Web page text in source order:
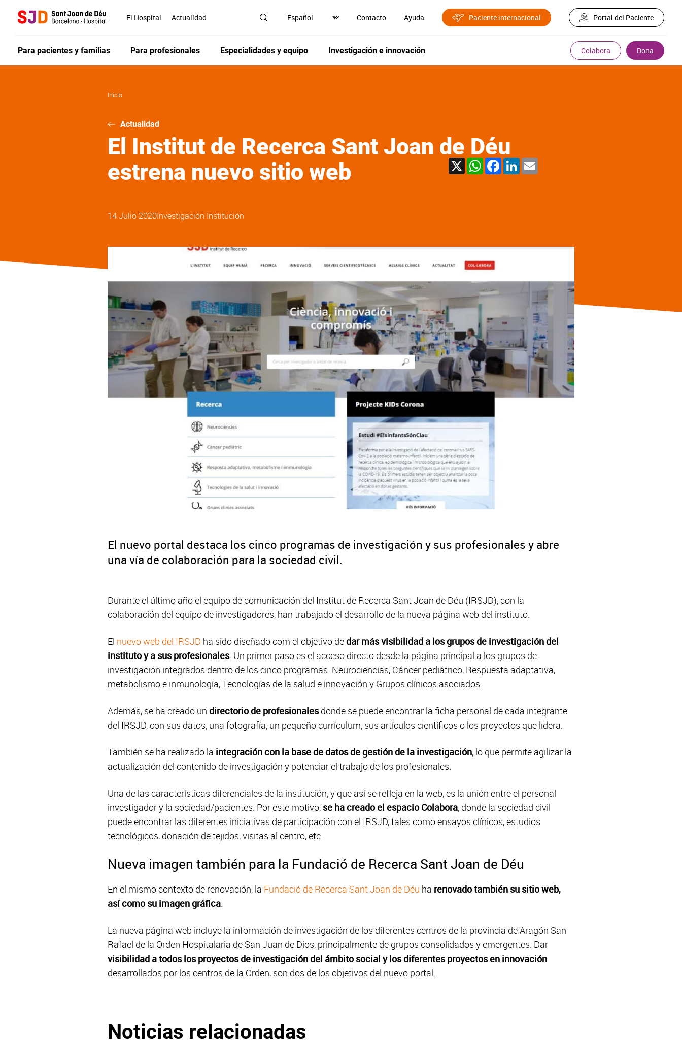
El Hospital Actualidad Contacto Ayuda Paciente internacional Portal del Paciente
Para pacientes y familias Para profesionales Especialidades y equipo Investigación e innovación Colabora Dona
Inicio
Actualidad
El Institut de Recerca Sant Joan de Déu
estrena nuevo sitio web
X WhatsAppFacebook
LinkedIn
14 Julio 2020Investigación Institución
El nuevo portal destaca los cinco programas de investigación y sus profesionales y abre
una vía de colaboración para la sociedad civil.
Durante el último año el equipo de comunicación del Institut de Recerca Sant Joan de Déu (IRSJD), con la
colaboración del equipo de investigadores, han trabajado el desarrollo de la nueva página web del instituto.
El nuevo web del IRSJD ha sido diseñado com el objetivo dedar más visibilidad a los grupos de investigación del
instituto y a sus profesionales. Un primer paso es el acceso directo desde la página principal a los grupos de
investigación integrados dentro de los cinco programas: Neurociencias, Cáncer pediátrico, Respuesta adaptativa,
metabolismo e inmunología, Tecnologías de la salud e innovación y Grupos clínicos asociados.
Además, se ha creado un directorio de profesionalesdonde se puede encontrar la ficha personal de cada integrante
del IRSJD, con sus datos, una fotografía, un pequeño currículum, sus artículos científicos o los proyectos que lidera.
También se ha realizado la integración con la base de datos de gestión de la investigación, lo que permite agilizar la
actualización del contenido de investigación y potenciar el trabajo de los profesionales.
Una de las características diferenciales de la institución, y que así se refleja en la web, es la unión entre el personal
investigador y la sociedad/pacientes. Por este motivo, se ha creado el espacio Colabora, donde la sociedad civil
puede encontrar las diferentes iniciativas de participación con el IRSJD, tales como ensayos clínicos, estudios
tecnológicos, donación de tejidos, visitas al centro, etc.
Nueva imagen también para la Fundació de Recerca Sant Joan de Déu
En el mismo contexto de renovación, la Fundació de Recerca Sant Joan de Déu ha renovado también su sitio web,
así como su imagen gráfica.
La nueva página web incluye la información de investigación de los diferentes centros de la provincia de Aragón San
Rafael de la Orden Hospitalaria de San Juan de Dios, principalmente de grupos consolidados y emergentes. Dar
visibilidad a todos los proyectos de investigación del ámbito social y los diferentes proyectos en innovación
desarrollados por los centros de la Orden, son dos de los objetivos del nuevo portal.
Noticias relacionadas